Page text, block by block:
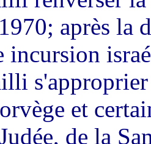
après la
incursion
s'approprier
et
de la